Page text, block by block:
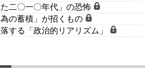
二〇一〇年代」の恐怖
の蓄積」が招くもの
する「政治的リアリズム」